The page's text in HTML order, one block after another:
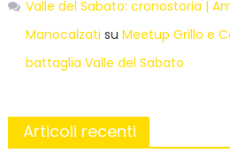
Valle del Sabato: cronostoria |
Manocalzati su Meetup Grillo e
battaglia Valle del Sabato
Articoli recenti